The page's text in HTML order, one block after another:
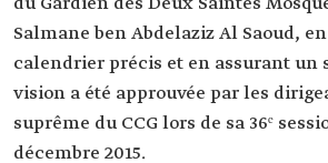
Salmane ben Abdelaziz Al Saoud,
calendrier précis et en assurant un
vision a été approuvée par les
suprême du CCG lors de sa 36ᵉ
décembre 2015.